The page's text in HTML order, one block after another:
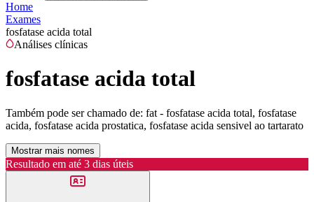
Home
Exames
fosfatase acida total
Análises clínicas
fosfatase acida total
Também pode ser chamado de: fat - fosfatase acida total, fosfatase
acida, fosfatase acida prostatica, fosfatase acida sensivel ao tartarato
Mostrar mais nomes
Resultado em até 3 dias úteis